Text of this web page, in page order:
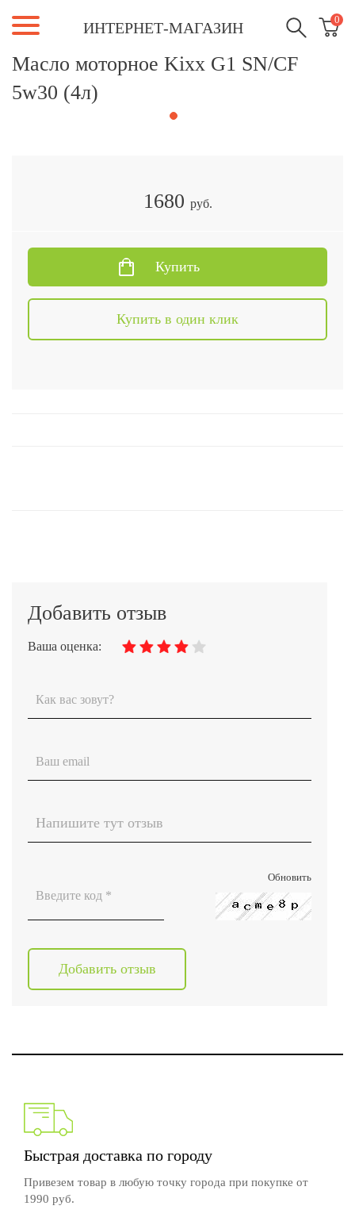
ИНТЕРНЕТ-МАГАЗИН 0
Быстрая доставка по городу
Привезем товар в любую точку города при покупке от
1990 руб.
Масло моторное Kixx G1 SN/CF
5w30 (4л)
1680 руб.
Купить
Купить в один клик
Добавить отзыв
Ваша оценка:
Обновить